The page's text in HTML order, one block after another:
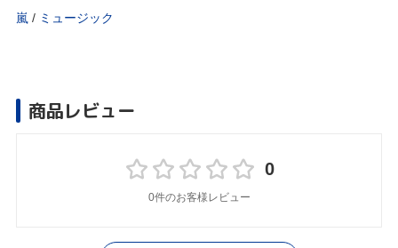
嵐 / ミュージック
商品レビュー
0
0件のお客様レビュー